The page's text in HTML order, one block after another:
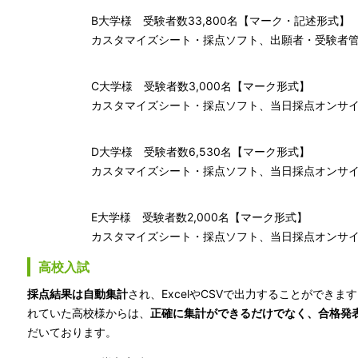
B大学様 受験者数33,800名【マーク・記述形式】
カスタマイズシート・採点ソフト、出願者・受験者
C大学様 受験者数3,000名【マーク形式】
カスタマイズシート・採点ソフト、当日採点オンサ
D大学様 受験者数6,530名【マーク形式】
カスタマイズシート・採点ソフト、当日採点オンサ
E大学様 受験者数2,000名【マーク形式】
カスタマイズシート・採点ソフト、当日採点オンサ
高校入試
採点結果は自動集計され、ExcelやCSVで出力することができま
れていた高校様からは、 正確に集計ができるだけでなく、合格発
だいております。